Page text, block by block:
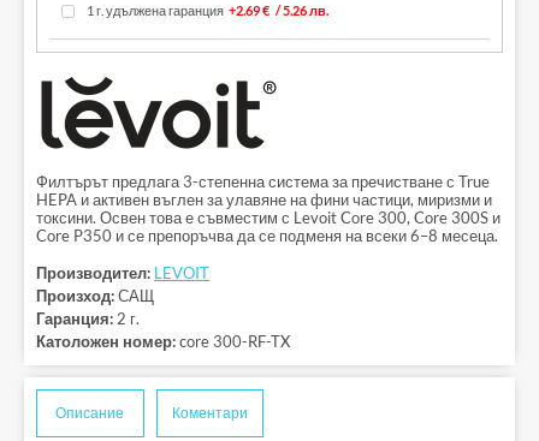
1 г. удължена гаранция +2.69 € / 5.26 лв.
Филтърът предлага 3-степенна система за пречистване с True
HEPA и активен въглен за улавяне на фини частици, миризми и
токсини. Освен това е съвместим с Levoit Core 300, Core 300S и
Core P350 и се препоръчва да се подменя на всеки 6–8 месеца.
Производител: LEVOIT
Произход:САЩ
Гаранция:2 г.
Католожен номер:core 300-RF-TX
Описание Коментари